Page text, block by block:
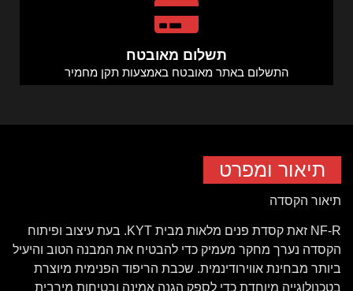
תשלום מאובטח
התשלום באתר מאובטח באמצעות תקן מחמיר
תיאור ומפרט
תיאור הקסדה
NF-R זאת קסדת פנים מלאות מבית KYT. בעת עיצוב ופיתוח
הקסדה נערך מחקר מעמיק כדי להבטיח את המבנה הטוב והיעיל
ביותר מבחינת אווירודינמית. שכבת הריפוד הפנימית מיוצרת
בטכנולוגייה מיוחדת כדי לספק הגנה אמינה ובטיחות מירבית